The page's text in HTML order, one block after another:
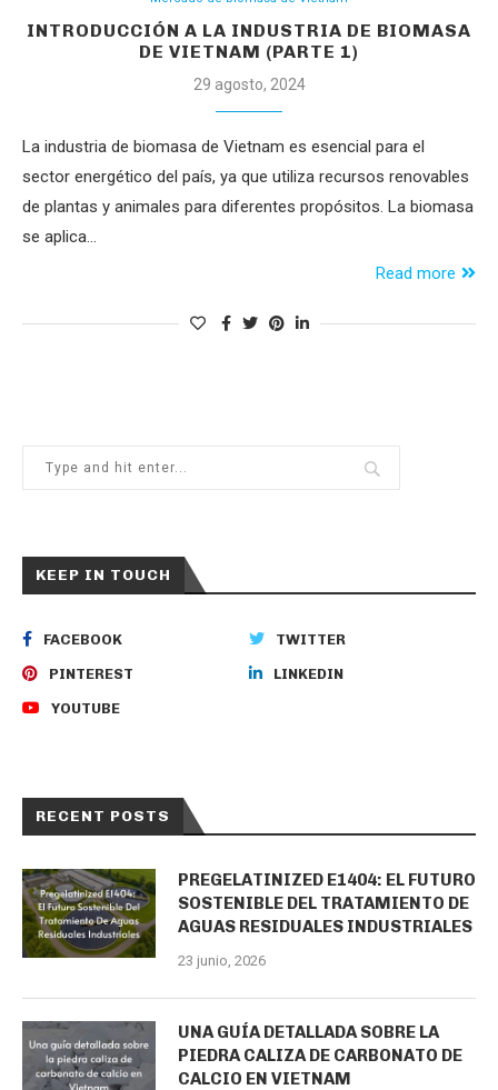
INTRODUCCIÓN A LA INDUSTRIA DE BIOMASA
DE VIETNAM (PARTE 1)
29 agosto, 2024
La industria de biomasa de Vietnam es esencial para el
sector energético del país, ya que utiliza recursos renovables
de plantas y animales para diferentes propósitos. La biomasa
se aplica…
Read more
KEEP IN TOUCH
FACEBOOK TWITTER
PINTEREST LINKEDIN
YOUTUBE
RECENT POSTS
PREGELATINIZED E1404: EL FUTURO
SOSTENIBLE DEL TRATAMIENTO DE
AGUAS RESIDUALES INDUSTRIALES
23 junio, 2026
UNA GUÍA DETALLADA SOBRE LA
PIEDRA CALIZA DE CARBONATO DE
CALCIO EN VIETNAM